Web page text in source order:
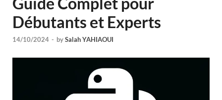
Débutants et Experts
14/10/2024 - bySalah YAHIAOUI